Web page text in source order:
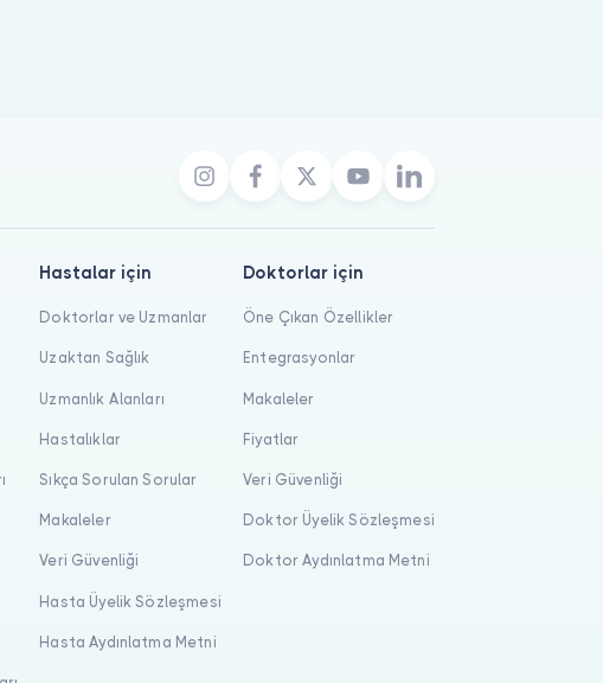
Hastalar için
Doktorlar ve Uzmanlar
Uzaktan Sağlık
Uzmanlık Alanları
Hastalıklar
Sıkça Sorulan Sorular
Makaleler
Veri Güvenliği
Hasta Üyelik Sözleşmesi
Hasta Aydınlatma Metni
Doktorlar için
Öne Çıkan Özellikler
Entegrasyonlar
Makaleler
Fiyatlar
Veri Güvenliği
Doktor Üyelik Sözleşmesi
Doktor Aydınlatma Metni